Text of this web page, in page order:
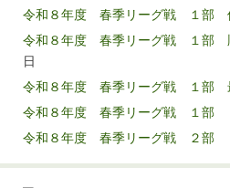
令和８年度 春季リーグ戦 １部
令和８年度 春季リーグ戦 １部
日
令和８年度 春季リーグ戦 １部
令和８年度 春季リーグ戦 １部
令和８年度 春季リーグ戦 ２部